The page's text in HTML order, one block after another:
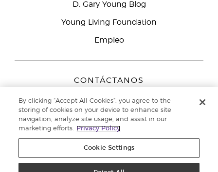
D. Gary Young Blog
Young Living Foundation
Empleo
CONTÁCTANOS
Peizerweg 97
9727 AJ Groningen
Netherlands
Servicio de atención:900-812976
By clicking “Accept All Cookies”, you agree to the
storing of cookies on your device to enhance site
navigation, analyze site usage, and assist in our
marketing efforts.
Privacy Policy
Cookie Settings